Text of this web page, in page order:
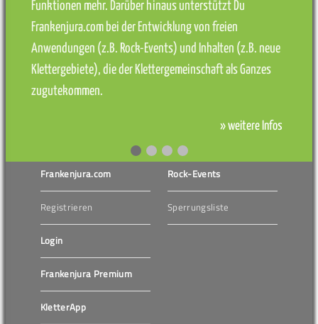
Funktionen mehr. Darüber hinaus unterstützt Du
Frankenjura.com bei der Entwicklung von freien
Anwendungen (z.B. Rock-Events) und Inhalten (z.B. neue
Klettergebiete), die der Klettergemeinschaft als Ganzes
zugutekommen.
» weitere Infos
Frankenjura.com
Registrieren
Login
Frankenjura Premium
KletterApp
Rock-Events
Sperrungsliste